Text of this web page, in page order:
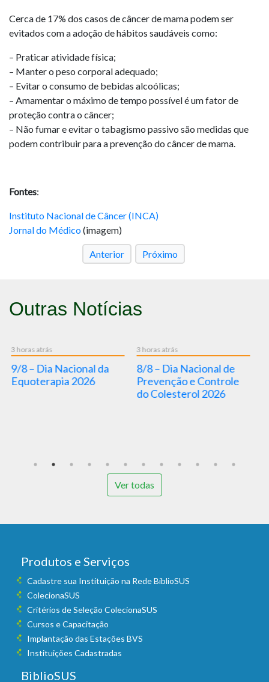
Cerca de 17% dos casos de câncer de mama podem ser
evitados com a adoção de hábitos saudáveis como:
– Praticar atividade física;
– Manter o peso corporal adequado;
– Evitar o consumo de bebidas alcoólicas;
– Amamentar o máximo de tempo possível é um fator de
proteção contra o câncer;
– Não fumar e evitar o tabagismo passivo são medidas que
podem contribuir para a prevenção do câncer de mama.
Fontes:
Instituto Nacional de Câncer (INCA)
Jornal do Médico(imagem)
Anterior Próximo
Outras Notícias
3 horas atrás
9/8 – Dia Nacional da
Equoterapia 2026
3 horas atrás
8/8 – Dia Nacional de
Prevenção e Controle
do Colesterol 2026
Ver todas
Produtos e Serviços
Cadastre sua Instituição na Rede BiblioSUS
ColecionaSUS
Critérios de Seleção ColecionaSUS
Cursos e Capacitação
Implantação das Estações BVS
Instituições Cadastradas
BiblioSUS